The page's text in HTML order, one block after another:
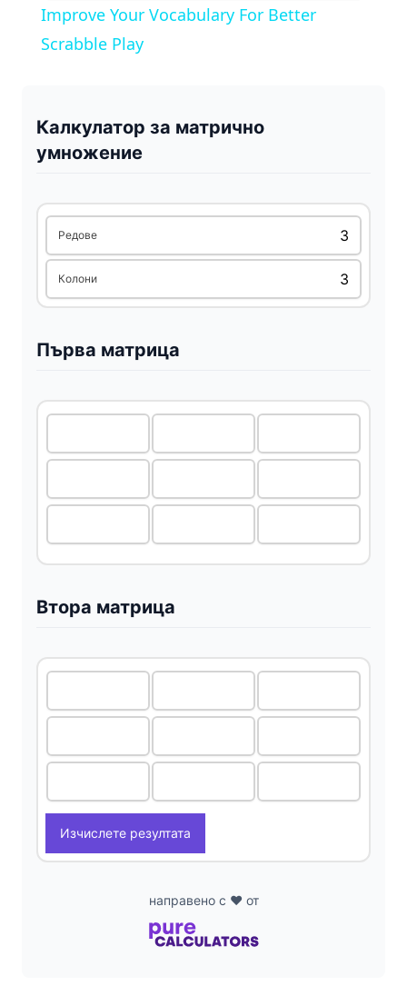
i
d
Improve Your Vocabulary For Better
Scrabble Play
Калкулатор за матрично
умножение
Редове
Колони
Първа матрица
Втора матрица
Изчислете резултата
направено с ❤️ от